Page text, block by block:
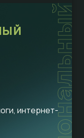
интернет-